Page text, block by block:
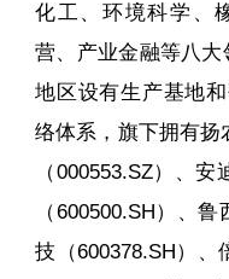
化工、环境科学、
营、产业金融等八大
地区设有生产基地
络体系，旗下拥有扬
（000553.SZ）、
（600500.SH）、
技（600378.SH）、